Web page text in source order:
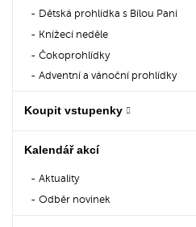
Dětská prohlídka s Bílou Paní
Knížecí neděle
Čokoprohlídky
Adventní a vánoční prohlídky
Koupit vstupenky
Kalendář akcí
Aktuality
Odběr novinek